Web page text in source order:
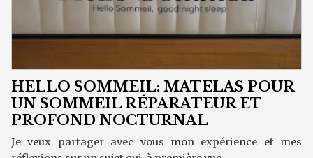
HELLO SOMMEIL: MATELAS POUR
UN SOMMEIL RÉPARATEUR ET
PROFOND NOCTURNAL
Je veux partager avec vous mon expérience et mes